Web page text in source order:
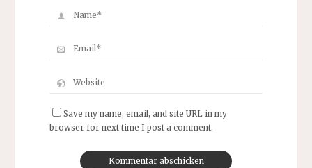
Save my name, email, and site URL in my
browser for next time I post a comment.